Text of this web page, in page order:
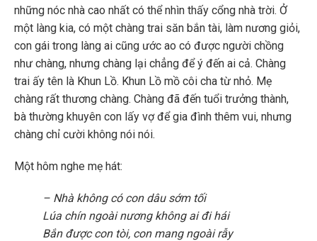
những nóc nhà cao nhất có thể nhìn thấy cổng nhà trời. Ở
một làng kia, có một chàng trai săn bắn tài, làm nương giỏi,
con gái trong làng ai cũng ước ao có được người chồng
như chàng, nhưng chàng lại chẳng để ý đến ai cả. Chàng
trai ấy tên là Khun Lồ. Khun Lồ mồ côi cha từ nhỏ. Mẹ
chàng rất thương chàng. Chàng đã đến tuổi trưởng thành,
bà thường khuyên con lấy vợ để gia đình thêm vui, nhưng
chàng chỉ cười không nói nói.
Một hôm nghe mẹ hát:
– Nhà không có con dâu sớm tối
Lúa chín ngoài nương không ai đi hái
Bắn được con tòi, con mang ngoài rẫy